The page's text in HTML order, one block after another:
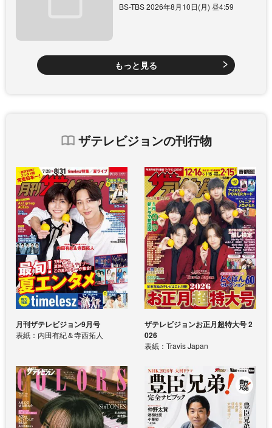
BS-TBS 2026年8月10日(月) 昼4:59
もっと見る
ザテレビジョンの刊行物
月刊ザテレビジョン9月号
表紙：内田有紀＆寺西拓人
ザテレビジョンお正月超特大号 2
026
表紙：Travis Japan